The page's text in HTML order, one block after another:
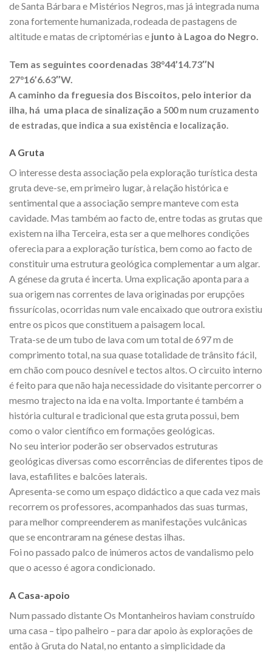
de Santa Bárbara e Mistérios Negros, mas já integrada numa
zona fortemente humanizada, rodeada de pastagens de
altitude e matas de criptomérias e junto à Lagoa do Negro.
Tem as seguintes coordenadas 38°44’14.73″N
27°16’6.63″W.
A caminho da freguesia dos Biscoitos, pelo interior da
ilha, há uma placa de sinalização a 500 m num cruzamento
de estradas, que indica a sua existência e localização.
A Gruta
O interesse desta associação pela exploração turística desta
gruta deve-se, em primeiro lugar, à relação histórica e
sentimental que a associação sempre manteve com esta
cavidade. Mas também ao facto de, entre todas as grutas que
existem na ilha Terceira, esta ser a que melhores condições
oferecia para a exploração turística, bem como ao facto de
constituir uma estrutura geológica complementar a um algar.
A génese da gruta é incerta. Uma explicação aponta para a
sua origem nas correntes de lava originadas por erupções
fissurícolas, ocorridas num vale encaixado que outrora existiu
entre os picos que constituem a paisagem local.
Trata-se de um tubo de lava com um total de 697 m de
comprimento total, na sua quase totalidade de trânsito fácil,
em chão com pouco desnível e tectos altos. O circuito interno
é feito para que não haja necessidade do visitante percorrer o
mesmo trajecto na ida e na volta. Importante é também a
história cultural e tradicional que esta gruta possui, bem
como o valor científico em formações geológicas.
No seu interior poderão ser observados estruturas
geológicas diversas como escorrências de diferentes tipos de
lava, estafilites e balcões laterais.
Apresenta-se como um espaço didáctico a que cada vez mais
recorrem os professores, acompanhados das suas turmas,
para melhor compreenderem as manifestações vulcânicas
que se encontraram na génese destas ilhas.
Foi no passado palco de inúmeros actos de vandalismo pelo
que o acesso é agora condicionado.
A Casa-apoio
Num passado distante Os Montanheiros haviam construído
uma casa – tipo palheiro – para dar apoio às explorações de
então à Gruta do Natal, no entanto a simplicidade da